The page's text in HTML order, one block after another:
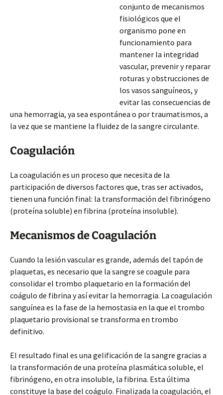
conjunto de mecanismos
fisiológicos que el
organismo pone en
funcionamiento para
mantener la integridad
vascular, prevenir y reparar
roturas y obstrucciones de
los vasos sanguíneos, y
evitar las consecuencias de
una hemorragia, ya sea espontánea o por traumatismos, a
la vez que se mantiene la fluidez de la sangre circulante.
Coagulación
La coagulación es un proceso que necesita de la
participación de diversos factores que, tras ser activados,
tienen una función final: la transformación del fibrinógeno
(proteína soluble) en fibrina (proteína insoluble).
Mecanismos de Coagulación
Cuando la lesión vascular es grande, además del tapón de
plaquetas, es necesario que la sangre se coagule para
consolidar el trombo plaquetario en la formación del
coágulo de fibrina y así evitar la hemorragia. La coagulación
sanguínea es la fase de la hemostasia en la que el trombo
plaquetario provisional se transforma en trombo
definitivo.
El resultado final es una gelificación de la sangre gracias a
la transformación de una proteína plasmática soluble, el
fibrinógeno, en otra insoluble, la fibrina. Esta última
constituye la base del coágulo. Finalizada la coagulación, el